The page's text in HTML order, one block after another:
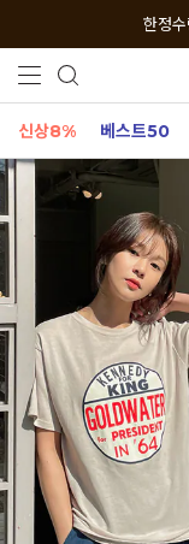
한정
신상8% 베스트50